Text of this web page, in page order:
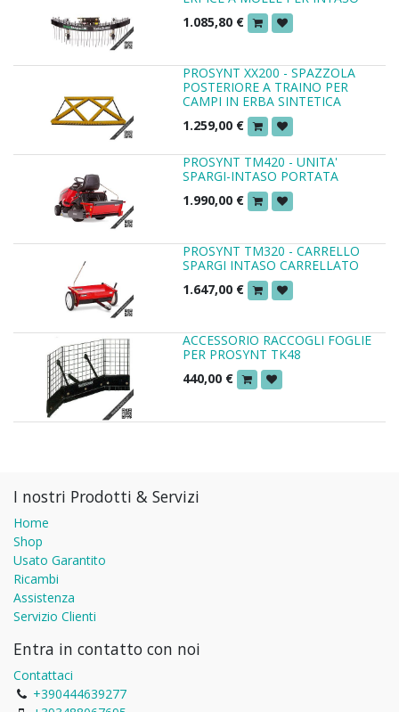
1.085,80 €
PROSYNT XX200 - SPAZZOLA
POSTERIORE A TRAINO PER
CAMPI IN ERBA SINTETICA
1.259,00 €
PROSYNT TM420 - UNITA'
SPARGI-INTASO PORTATA
1.990,00 €
PROSYNT TM320 - CARRELLO
SPARGI INTASO CARRELLATO
1.647,00 €
ACCESSORIO RACCOGLI FOGLIE
PER PROSYNT TK48
440,00 €
I nostri Prodotti & Servizi
Home
Shop
Usato Garantito
Ricambi
Assistenza
Servizio Clienti
Entra in contatto con noi
Contattaci
+390444639277